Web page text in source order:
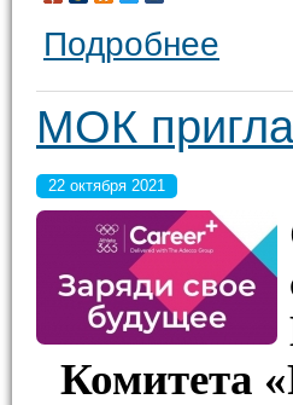
Подробнее
МОК
22 октября 2021
Комитета